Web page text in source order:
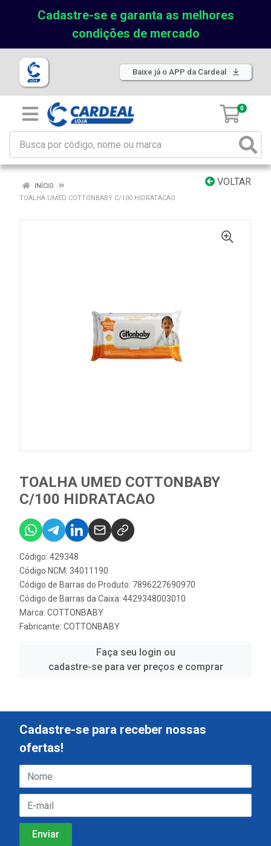
Cadastre-se e garanta as melhores
condições de mercado
Baixe já o APP da Cardeal
0
VOLTAR
INÍCIO
TOALHA UMED COTTONBABY C/100 HIDRATACAO
TOALHA UMED COTTONBABY
C/100 HIDRATACAO
Código: 429348
Código NCM: 34011190
Código de Barras do Produto: 7896227690970
Código de Barras da Caixa: 4429348003010
Marca: COTTONBABY
Fabricante: COTTONBABY
Faça seu login ou
cadastre-se para ver preços e comprar
Cadastre-se para receber nossas
ofertas!